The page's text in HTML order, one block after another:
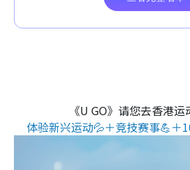
《U GO》请您去香港运
体验新兴运动💦＋竞技赛事💪＋